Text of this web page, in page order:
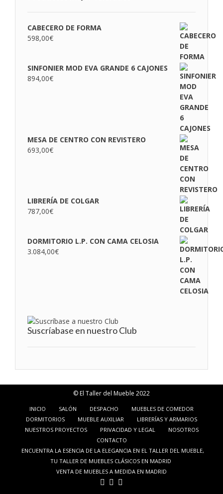
CABECERO DE FORMA
598,00€
SINFONIER MOD EVA GRANDE 6 CAJONES
894,00€
MESA DE CENTRO CON REVISTERO
693,00€
LIBRERÍA DE COLGAR
787,00€
DORMITORIO L.P. CON CAMA CELOSIA
3.084,00€
Suscríabase en nuestro Club
© El Taller del Mueble 2022
INICIO SALÓN DESPACHO
MUEBLES DE COMEDOR
DORMITORIOS
MUEBLE AUXILIAR
LIBRERÍAS Y ARMARIOS
NUESTROS PROYECTOS
PRIVACIDAD Y LEGAL
NOSOTROS
CONTACTO
ENCUENTRA LA ESENCIA DE LA ELEGANCIA EN EL TALLER DEL MUEBLE,
TU TALLER DE MUEBLES CLÁSICOS EN MADRID
VENTA DE MUEBLES A MEDIDA EN MADRID